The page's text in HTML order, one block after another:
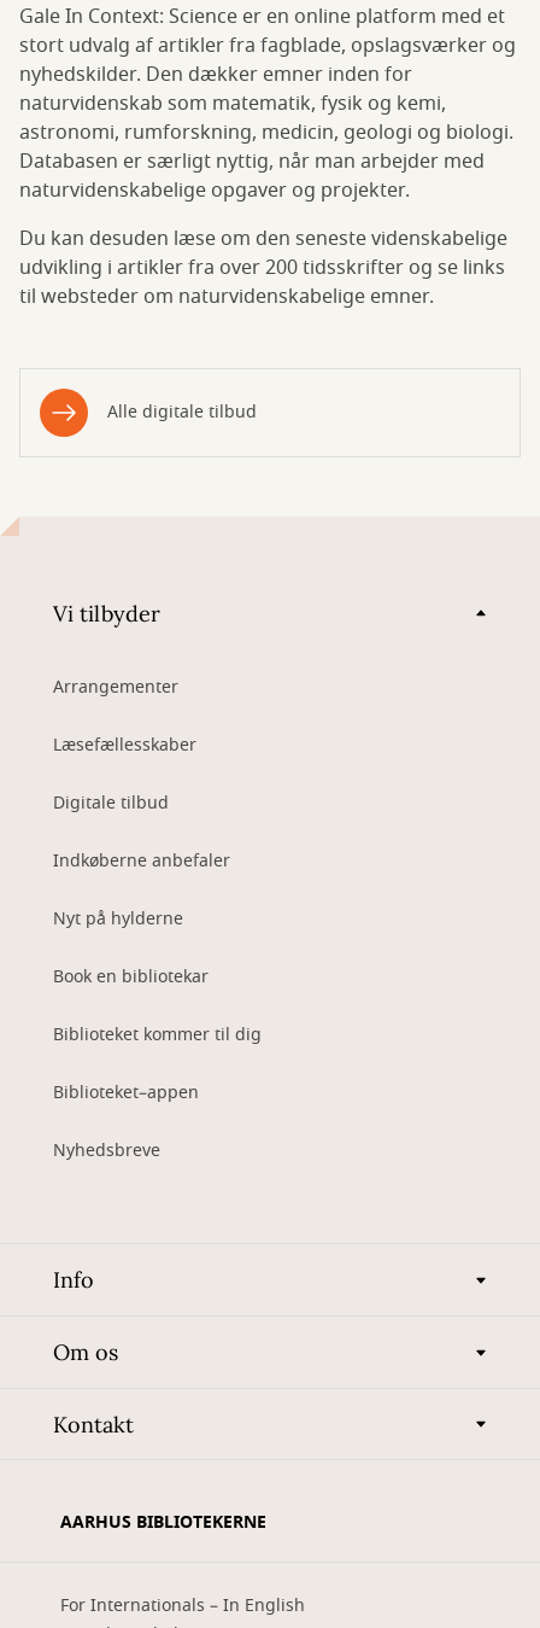
Gale In Context: Science er en online platform med et
stort udvalg af artikler fra fagblade, opslagsværker og
nyhedskilder. Den dækker emner inden for
naturvidenskab som matematik, fysik og kemi,
astronomi, rumforskning, medicin, geologi og biologi.
Databasen er særligt nyttig, når man arbejder med
naturvidenskabelige opgaver og projekter.
Du kan desuden læse om den seneste videnskabelige
udvikling i artikler fra over 200 tidsskrifter og se links
til websteder om naturvidenskabelige emner.
Alle digitale tilbud
Vi tilbyder
Arrangementer
Læsefællesskaber
Digitale tilbud
Indkøberne anbefaler
Nyt på hylderne
Book en bibliotekar
Biblioteket kommer til dig
Biblioteket–appen
Nyhedsbreve
Info
Om os
Kontakt
AARHUS BIBLIOTEKERNE
For Internationals – In English